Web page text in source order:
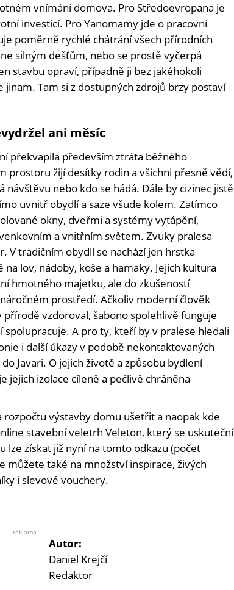
vnímání domova. Pro Středoevropana je
investicí. Pro Yanomamy jde o pracovní
poměrně rychlé chátrání všech přírodních
silným dešťům, nebo se prostě vyčerpá
stavbu opraví, případně ji bez jakéhokoli
Tam si z dostupných zdrojů brzy postaví
ani měsíc
překvapila především ztráta běžného
prostoru žijí desítky rodin a všichni přesně vědí,
návštěvu nebo kdo se hádá. Dále by cizinec jistě
uvnitř obydlí a saze všude kolem. Zatímco
okny, dveřmi a systémy vytápění,
a vnitřním světem. Zvuky pralesa
V tradičním obydlí se nachází jen hrstka
lov, nádoby, koše a hamaky. Jejich kultura
hmotného majetku, ale do zkušeností
prostředí. Ačkoliv moderní člověk
přírodě vzdoroval, šabono spolehlivě funguje
spolupracuje. A pro ty, kteří by v pralese hledali
i další úkazy v podobě nekontaktovaných
Javari. O jejich životě a způsobu bydlení
jejich izolace cíleně a pečlivě chráněna
rozpočtu výstavby domu ušetřit a naopak kde
stavební veletrh Veleton, který se uskuteční
lze získat již nyní na tomto odkazu (počet
můžete také na množství inspirace, živých
i slevové vouchery.
reklama
Autor:
Daniel Krejčí
Redaktor